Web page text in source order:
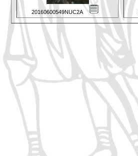
20160600549NUC2A